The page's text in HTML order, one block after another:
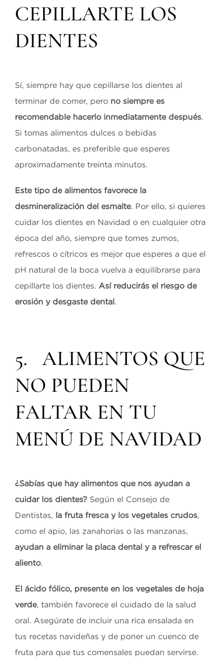
CEPILLARTE LOS
DIENTES
Sí, siempre hay que cepillarse los dientes al
terminar de comer, pero no siempre es
recomendable hacerlo inmediatamente después.
Si tomas alimentos dulces o bebidas
carbonatadas, es preferible que esperes
aproximadamente treinta minutos.
Este tipo de alimentos favorece la
desmineralización del esmalte. Por ello, si quieres
cuidar los dientes en Navidad o en cualquier otra
época del año, siempre que tomes zumos,
refrescos o cítricos es mejor que esperes a que el
pH natural de la boca vuelva a equilibrarse para
cepillarte los dientes. Así reducirás el riesgo de
erosión y desgaste dental.
5. ALIMENTOS QUE
NO PUEDEN
FALTAR EN TU
MENÚ DE NAVIDAD
¿Sabías que hay alimentos que nos ayudan a
cuidar los dientes? Según el Consejo de
Dentistas, la fruta fresca y los vegetales crudos,
como el apio, las zanahorias o las manzanas,
ayudan a eliminar la placa dental y a refrescar el
aliento.
El ácido fólico, presente en los vegetales de hoja
verde, también favorece el cuidado de la salud
oral. Asegúrate de incluir una rica ensalada en
tus recetas navideñas y de poner un cuenco de
fruta para que tus comensales puedan servirse.